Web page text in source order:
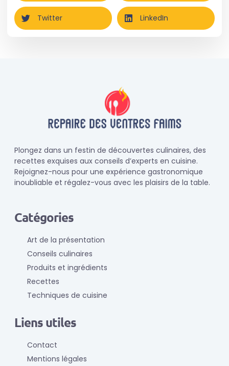
Twitter LinkedIn
Plongez dans un festin de découvertes culinaires, des
recettes exquises aux conseils d’experts en cuisine.
Rejoignez-nous pour une expérience gastronomique
inoubliable et régalez-vous avec les plaisirs de la table.
Catégories
Art de la présentation
Conseils culinaires
Produits et ingrédients
Recettes
Techniques de cuisine
Liens utiles
Contact
Mentions légales